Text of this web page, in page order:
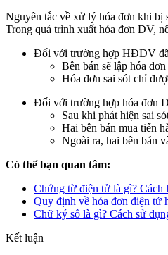
Nguyên tắc về xử lý hóa đơn khi bị
Trong quá trình xuất hóa đơn DV,
Đối với trường hợp HĐDV đã
Bên bán sẽ lập hóa
Hóa đơn sai sót chỉ
Đối với trường hợp hóa đơn
Sau khi phát hiện sai
Hai bên bán mua tiến
Ngoài ra, hai bên bán
Có thể bạn quan tâm:
Chứng từ điện tử là gì? Cách
Quy định về hóa đơn điện tử
Chữ ký số là gì? Cách sử
Kết luận